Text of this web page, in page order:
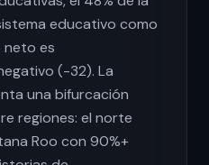
educativo como
neto es
(-32). La
una bifurcación
regiones: el norte
Roo con 90%+